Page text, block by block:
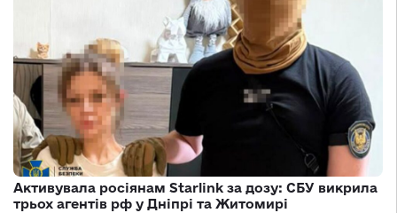
Активувала росіянам Starlink за дозу: СБУ викрила
трьох агентів рф у Дніпрі та Житомирі